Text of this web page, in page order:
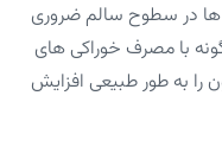
ها در سطوح سالم ضروری
با مصرف خوراکی های
را به طور طبیعی افزایش